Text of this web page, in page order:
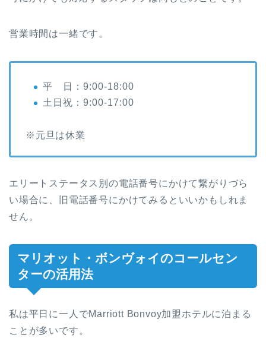
営業時間は一緒です。
平 日：9:00-18:00
土日祝：9:00-17:00
※元旦は休業
エリートステータス別の電話番号にかけて繋がりづら
い場合に、旧電話番号にかけてみるといいかもしれま
せん。
マリオット・ボンヴォイのコールセン
ターの活用法
私は平日に一人でMarriott Bonvoy加盟ホテルに泊まる
ことが多いです。